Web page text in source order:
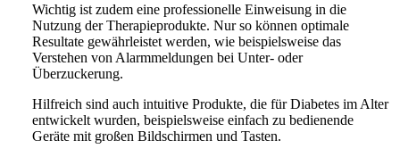
Wichtig ist zudem eine professionelle Einweisung in die
Nutzung der Therapieprodukte. Nur so können optimale
Resultate gewährleistet werden, wie beispielsweise das
Verstehen von Alarmmeldungen bei Unter- oder
Überzuckerung.
Hilfreich sind auch intuitive Produkte, die für Diabetes im Alter
entwickelt wurden, beispielsweise einfach zu bedienende
Geräte mit großen Bildschirmen und Tasten.